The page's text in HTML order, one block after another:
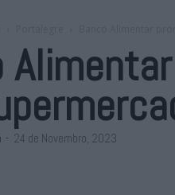
- 24 de Novembro, 2023